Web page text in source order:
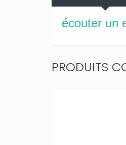
écouter un
PRODUITS